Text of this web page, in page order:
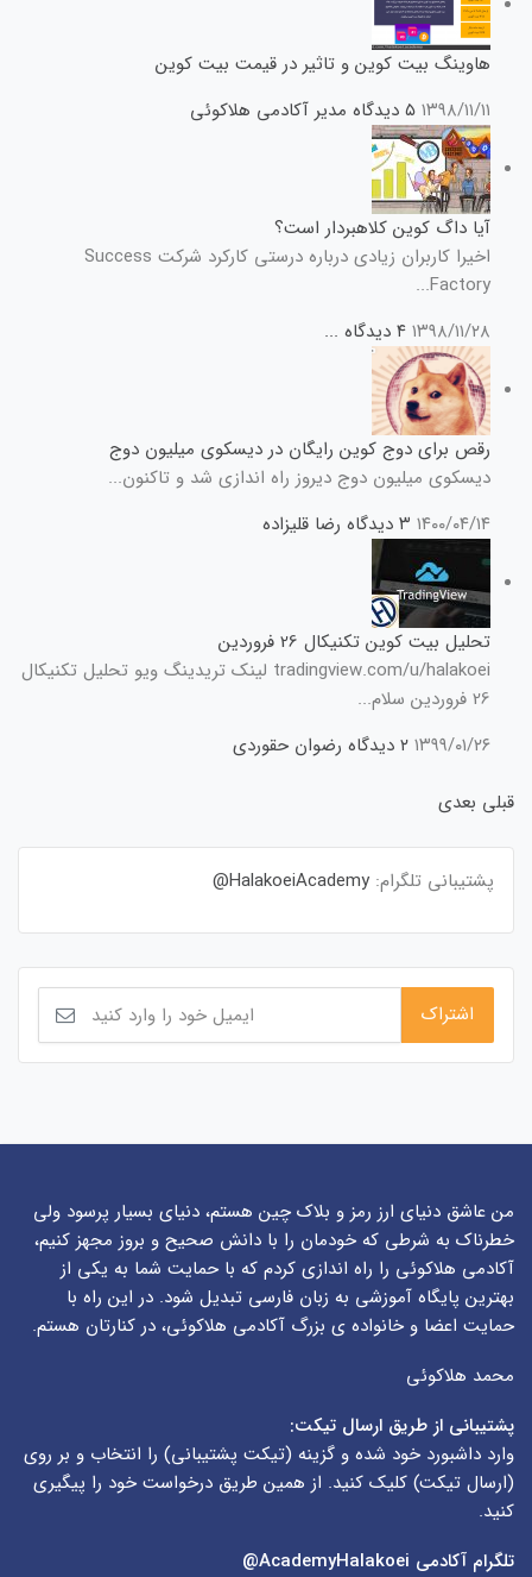
هاوینگ بیت کوین و تاثیر در قیمت بیت کوین
۱۳۹۸/۱۱/۱۱ ۵ دیدگاه مدیر آکادمی هلاکوئی
آیا داگ کوین کلاهبردار است؟
اخیرا کاربران زیادی درباره درستی کارکرد شرکت Success
Factory...
۱۳۹۸/۱۱/۲۸ ۴ دیدگاه ...
رقص برای دوج کوین رایگان در دیسکوی میلیون دوج
دیسکوی میلیون دوج دیروز راه اندازی شد و تاکنون...
۱۴۰۰/۰۴/۱۴ ۳ دیدگاه رضا قلیزاده
تحلیل بیت کوین تکنیکال 26 فروردین
tradingview.com/u/halakoei لینک تریدینگ ویو تحلیل تکنیکال
26 فروردین سلام...
۱۳۹۹/۰۱/۲۶ ۲ دیدگاه
رضوان حقوردی
قبلی بعدی
پشتیبانی تلگرام: HalakoeiAcademy@
من عاشق دنیای ارز رمز و بلاک چین هستم، دنیای بسیار پرسود ولی
خطرناک به شرطی که خودمان را با دانش صحیح و بروز مجهز کنیم،
آکادمی هلاکوئی را راه اندازی کردم که با حمایت شما به یکی از
بهترین پایگاه آموزشی به زبان فارسی تبدیل شود. در این راه با
حمایت اعضا و خانواده ی بزرگ آکادمی هلاکوئی، در کنارتان هستم.
محمد هلاکوئی
پشتیبانی از طریق ارسال تیکت:
وارد داشبورد خود شده و گزینه (تیکت پشتیبانی) را انتخاب و بر روی
(ارسال تیکت) کلیک کنید. از همین طریق درخواست خود را پیگیری
کنید.
تلگرام آکادمی